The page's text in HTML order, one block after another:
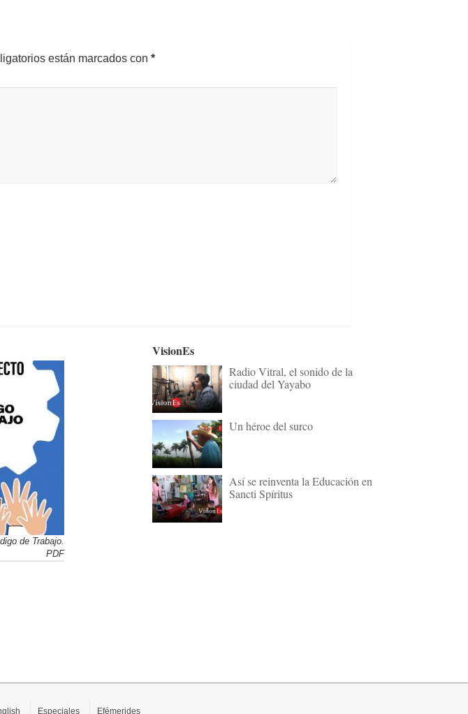
están marcados con *
de Trabajo.
PDF
VisionEs
Radio Vitral, el sonido de la
ciudad del Yayabo
Un héroe del surco
Así se reinventa la Educación en
Sancti Spíritus
Especiales Efémerides